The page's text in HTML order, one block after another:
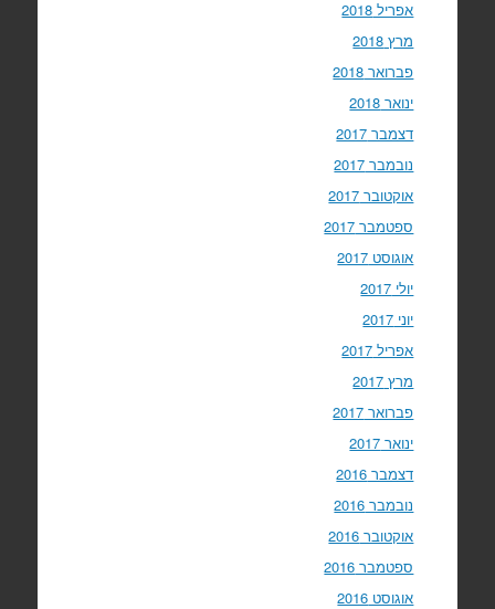
אפריל 2018
מרץ 2018
פברואר 2018
ינואר 2018
דצמבר 2017
נובמבר 2017
אוקטובר 2017
ספטמבר 2017
אוגוסט 2017
יולי 2017
יוני 2017
אפריל 2017
מרץ 2017
פברואר 2017
ינואר 2017
דצמבר 2016
נובמבר 2016
אוקטובר 2016
ספטמבר 2016
אוגוסט 2016